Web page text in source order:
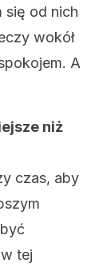
się od nich
wokół
A
niż
czas, aby
tej